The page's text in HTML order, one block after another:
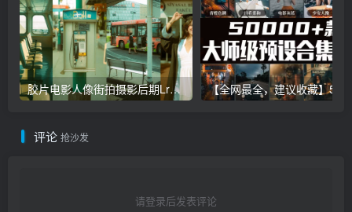
胶片电影人像街拍摄影后期Lr调色教程，手机滤镜PS+Lightroom预设下载！
评论 抢沙发
请登录后发表评论